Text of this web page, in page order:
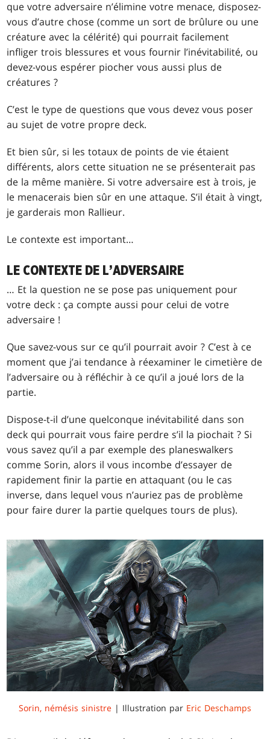
que votre adversaire n’élimine votre menace, disposez-
vous d’autre chose (comme un sort de brûlure ou une
créature avec la célérité) qui pourrait facilement
infliger trois blessures et vous fournir l’inévitabilité, ou
devez-vous espérer piocher vous aussi plus de
créatures ?
C’est le type de questions que vous devez vous poser
au sujet de votre propre deck.
Et bien sûr, si les totaux de points de vie étaient
différents, alors cette situation ne se présenterait pas
de la même manière. Si votre adversaire est à trois, je
le menacerais bien sûr en une attaque. S’il était à vingt,
je garderais mon Rallieur.
Le contexte est important…
LE CONTEXTE DE L’ADVERSAIRE
… Et la question ne se pose pas uniquement pour
votre deck : ça compte aussi pour celui de votre
adversaire !
Que savez-vous sur ce qu’il pourrait avoir ? C’est à ce
moment que j’ai tendance à réexaminer le cimetière de
l’adversaire ou à réfléchir à ce qu’il a joué lors de la
partie.
Dispose-t-il d’une quelconque inévitabilité dans son
deck qui pourrait vous faire perdre s’il la piochait ? Si
vous savez qu’il a par exemple des planeswalkers
comme Sorin, alors il vous incombe d’essayer de
rapidement finir la partie en attaquant (ou le cas
inverse, dans lequel vous n’auriez pas de problème
pour faire durer la partie quelques tours de plus).
Sorin, némésis sinistre | Illustration par Eric Deschamps